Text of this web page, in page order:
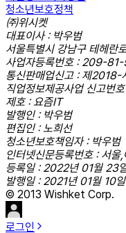
청소년보호정책
㈜위시켓
대표이사 : 박우범
서울특별시 강남구 테헤란
사업자등록번호 : 209-
통신판매업신고 : 제
직업정보제공사업 신고
제호 : 요즘IT
발행인 : 박우범
편집인 : 노희선
청소년보호책임자 : 박우범
인터넷신문등록번호 : 서
등록일 : 2022년 01월 23
발행일 : 2021년 01월 10일
© 2013 Wishket Corp.
로그인